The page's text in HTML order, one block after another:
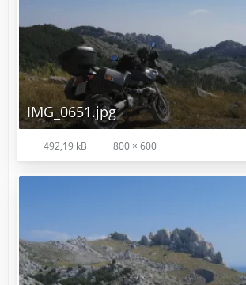
IMG_0651.jpg
492,19 kB 800 × 600